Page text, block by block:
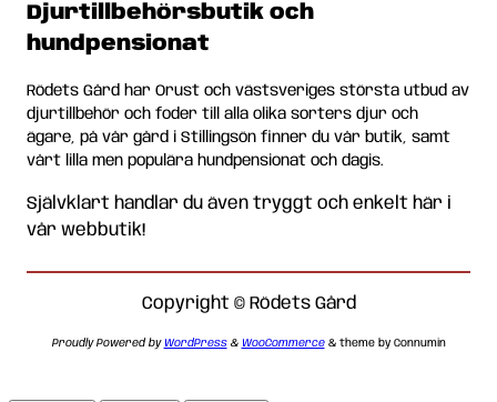
Djurtillbehörsbutik och
hundpensionat
Rödets Gård har Orust och västsveriges största utbud av
djurtillbehör och foder till alla olika sorters djur och
ägare, på vår gård i Stillingsön finner du vår butik, samt
vårt lilla men populära hundpensionat och dagis.
Självklart handlar du även tryggt och enkelt här i
vår webbutik!
Copyright © Rödets Gård
Proudly Powered by WordPress& WooCommerce& theme by Connumin